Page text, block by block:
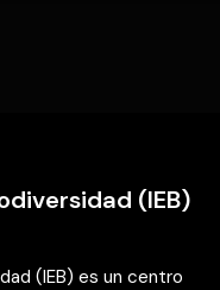
(IEB)
(IEB) es un centro